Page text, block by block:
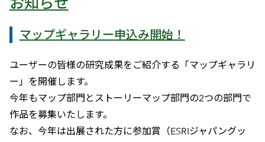
マップギャラリー申込み開始！
ユーザーの皆様の研究成果をご紹介する「マップギャラリ
ー」を開催します。
今年もマップ部門とストーリーマップ部門の2つの部門で
作品を募集いたします。
なお、今年は出展された方に参加賞（ESRIジャパングッ